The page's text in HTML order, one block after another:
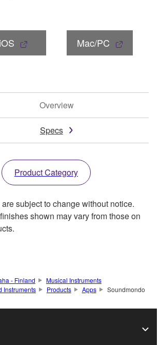
iOS Mac/PC
Overview
Specs
Product Category
subject to change without notice.
shown may vary from those on
- Finland
Musical Instruments
Instruments
Products Apps Soundmondo